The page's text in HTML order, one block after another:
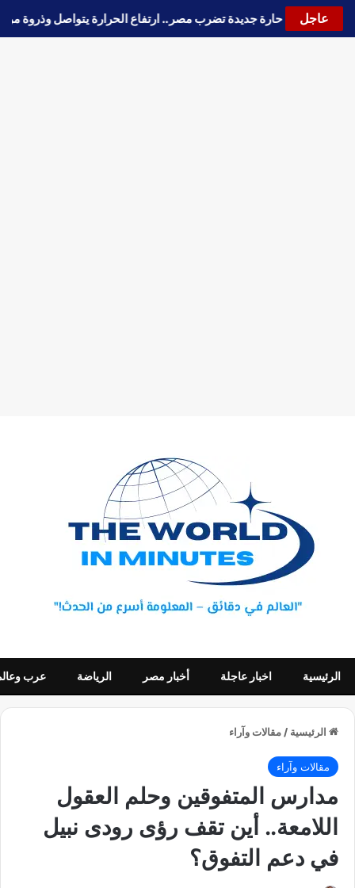
عاجل 🔵موجة حارة جديدة تضرب مصر.. ارتفاع الحرارة يتواصل
الرئيسية اخبار عاجلة أخبار مصر الرياضة عرب
الرئيسية / مقالات وآراء
مقالات وآراء
مدارس المتفوقين وحلم العقول
اللامعة.. أين تقف رؤى رودى نبيل
في دعم التفوق؟